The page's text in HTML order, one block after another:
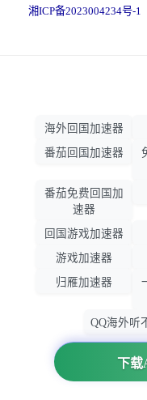
下载
湘ICP备2023004234号-1
海外回国加速器
番茄回国加速器
番茄免费回国加
速器
回国游戏加速器
游戏加速器
归雁加速器
QQ海外听